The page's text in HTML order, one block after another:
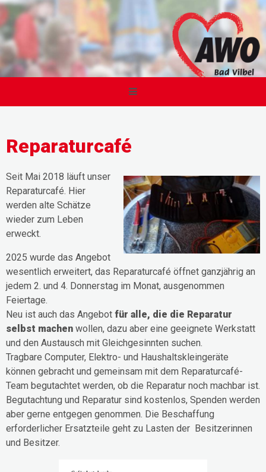
Reparaturcafé
Seit Mai 2018 läuft unser
Reparaturcafé. Hier
werden alte Schätze
wieder zum Leben
erweckt.
2025 wurde das Angebot
wesentlich erweitert, das Reparaturcafé öffnet ganzjährig an
jedem 2. und 4. Donnerstag im Monat, ausgenommen
Feiertage.
Neu ist auch das Angebot für alle, die die Reparatur
selbst machen wollen, dazu aber eine geeignete Werkstatt
und den Austausch mit Gleichgesinnten suchen.
Tragbare Computer, Elektro- und Haushaltskleingeräte
können gebracht und gemeinsam mit dem Reparaturcafé-
Team begutachtet werden, ob die Reparatur noch machbar ist.
Begutachtung und Reparatur sind kostenlos, Spenden werden
aber gerne entgegen genommen. Die Beschaffung
erforderlicher Ersatzteile geht zu Lasten der Besitzerinnen
und Besitzer.